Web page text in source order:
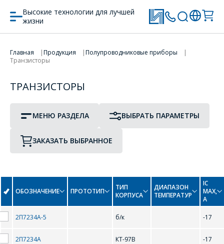
Высокие технологии для лучшей
жизни
Главная Продукция
Полупроводниковые приборы
Транзисторы
ТРАНЗИСТОРЫ
МЕНЮ РАЗДЕЛА
Биполярные
Полевые
ВЫБРАТЬ ПАРАМЕТРЫ
ПРОТОТИП ТИП КОРПУСА
0-9
2N2219A
2N2647
2N3725 2N3904
ЗАКАЗАТЬ ВЫБРАННОЕ
ПЕРЕЙТИ В КОРЗИНУ
ОБОЗНАЧЕНИЕ ПРОТОТИП
ТИП
КОРПУСА
ДИАПАЗОН
ТЕМПЕРАТУР
IC
MAX,
A
2П7234А-5 б/к -17
2П7234А КТ-97В -17